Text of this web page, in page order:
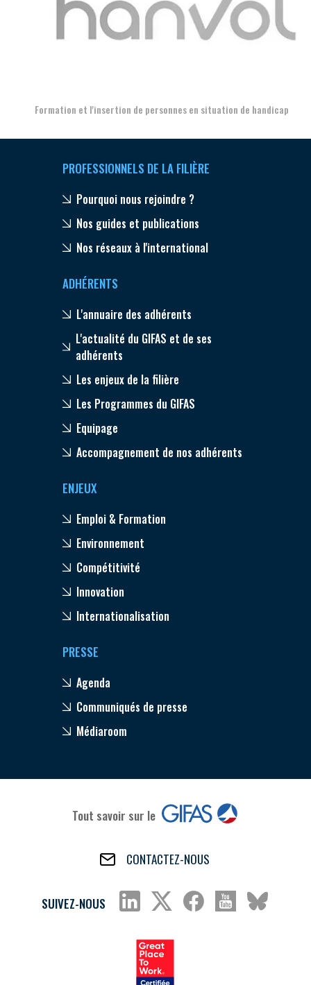
Formation et l'insertion de personnes en situation de handicap
PROFESSIONNELS DE LA FILIÈRE
Pourquoi nous rejoindre ?
Nos guides et publications
Nos réseaux à l'international
ADHÉRENTS
L'annuaire des adhérents
L'actualité du GIFAS et de ses
adhérents
Les enjeux de la filière
Les Programmes du GIFAS
Equipage
Accompagnement de nos adhérents
ENJEUX
Emploi & Formation
Environnement
Compétitivité
Innovation
Internationalisation
PRESSE
Agenda
Communiqués de presse
Médiaroom
Tout savoir sur le
CONTACTEZ-NOUS
SUIVEZ-NOUS